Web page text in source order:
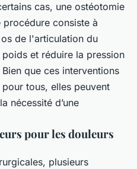
cas, une ostéotomie
procédure consiste à
de l'articulation du
et réduire la pression
que ces interventions
tous, elles peuvent
nécessité d’une
pour les douleurs
plusieurs